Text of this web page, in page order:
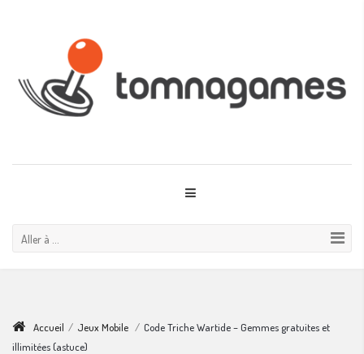
Aller à ...
Accueil / Jeux Mobile / Code Triche Wartide – Gemmes gratuites et
illimitées (astuce)